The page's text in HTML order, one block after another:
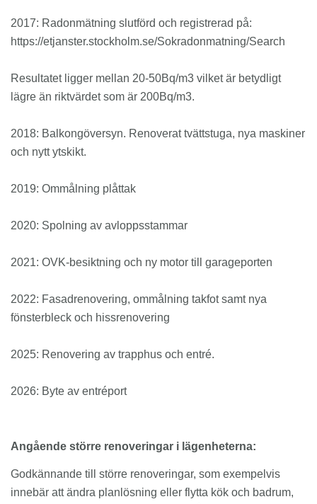
2017: Radonmätning slutförd och registrerad på:
https://etjanster.stockholm.se/Sokradonmatning/Search
Resultatet ligger mellan 20-50Bq/m3 vilket är betydligt
lägre än riktvärdet som är 200Bq/m3.
2018: Balkongöversyn. Renoverat tvättstuga, nya maskiner
och nytt ytskikt.
2019: Ommålning plåttak
2020: Spolning av avloppsstammar
2021: OVK-besiktning och ny motor till garageporten
2022: Fasadrenovering, ommålning takfot samt nya
fönsterbleck och hissrenovering
2025: Renovering av trapphus och entré.
2026: Byte av entréport
Angående större renoveringar i lägenheterna:
Godkännande till större renoveringar, som exempelvis
innebär att ändra planlösning eller flytta kök och badrum,